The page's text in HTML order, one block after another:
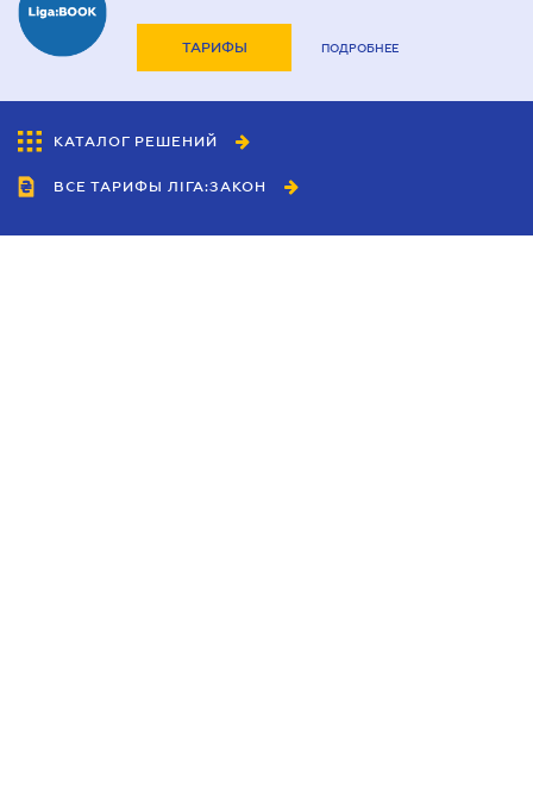
ТАРИФЫ ПОДРОБНЕЕ
КАТАЛОГ РЕШЕНИЙ
ВСЕ ТАРИФЫ ЛІГА:ЗАКОН